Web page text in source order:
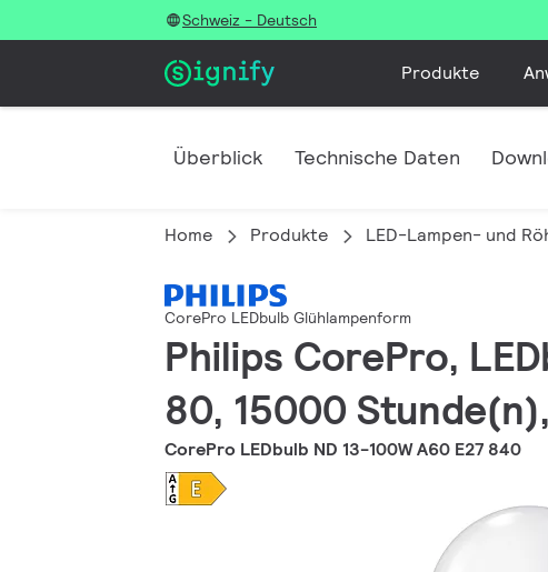
Schweiz - Deutsch
Produkte
Überblick Technische Daten
Home Produkte LED-Lampen- und
CorePro LEDbulb Glühlampenform
Philips CorePro,
80, 15000
CorePro LEDbulb ND 13-100W A60 E27 840